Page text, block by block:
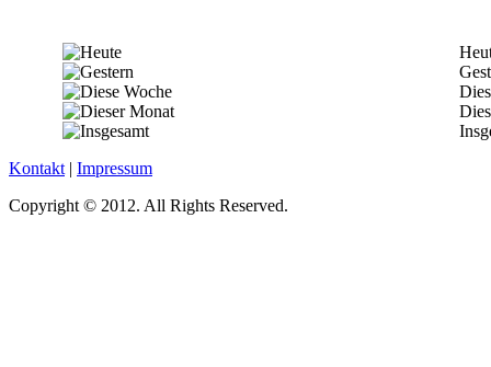
Kontakt | Impressum
Copyright © 2012. All Rights Reserved.